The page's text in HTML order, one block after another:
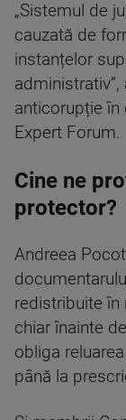
„Sistemul de
cauzată de
instanțelor
anticorupție în
Expert Forum.
Cine ne
protector?
Andreea
redistribuite
chiar înainte
obliga
până la